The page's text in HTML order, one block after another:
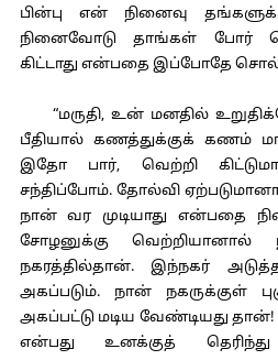
பின்பு என் நினைவு
நினைவோடு தாங்கள் போர்
கிட்டாது என்பதை இப்போதே
“மருதி, உன் மனதில்
பீதியால் கணத்துக்குக் கணம்
இதோ பார், வெற்றி
சந்திப்போம். தோல்வி
நான் வர முடியாது என்பதை
சோழனுக்கு வெற்றியானால்
நகரத்தில்தான். இந்நகர்
அகப்படும். நான் நகருக்குள்
அகப்பட்டு மடிய வேண்டியது
என்பது உனக்குத்